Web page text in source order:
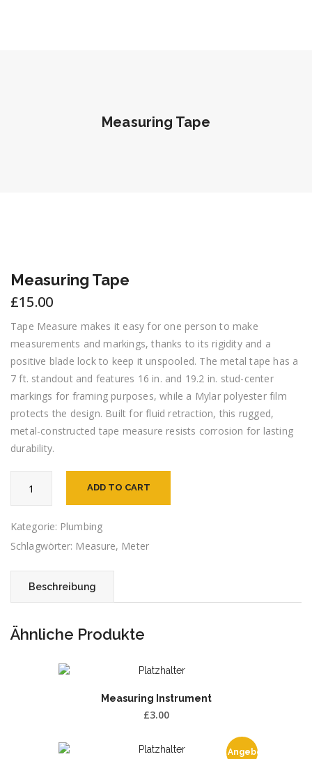
Measuring Tape
Measuring Tape
£15.00
Tape Measure makes it easy for one person to make
measurements and markings, thanks to its rigidity and a
positive blade lock to keep it unspooled. The metal tape has a
7 ft. standout and features 16 in. and 19.2 in. stud-center
markings for framing purposes, while a Mylar polyester film
protects the design. Built for fluid retraction, this rugged,
metal-constructed tape measure resists corrosion for lasting
durability.
Tape
ADD TO CART
Kategorie: Plumbing
Schlagwörter: Measure, Meter
Beschreibung
Ähnliche Produkte
Measuring Instrument
£3.00
Angebot!